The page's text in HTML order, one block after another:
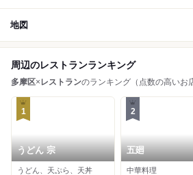
地図
周辺のレストランランキング
多摩区× レストランのランキング（点数の高いお
1
うどん 宗
うどん、天ぷら、天丼
2
五廻
中華料理